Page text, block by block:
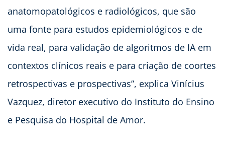
anatomopatológicos e radiológicos, que são
uma fonte para estudos epidemiológicos e de
vida real, para validação de algoritmos de IA em
contextos clínicos reais e para criação de coortes
retrospectivas e prospectivas”, explica Vinícius
Vazquez, diretor executivo do Instituto do Ensino
e Pesquisa do Hospital de Amor.